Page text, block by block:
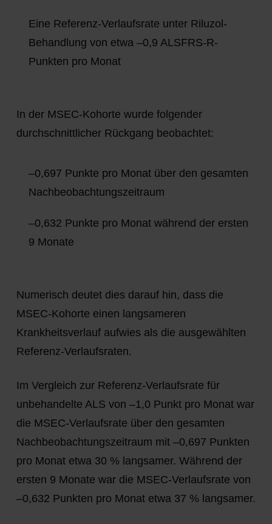
Eine Referenz-Verlaufsrate unter Riluzol-
Behandlung von etwa –0,9 ALSFRS-R-
Punkten pro Monat
In der MSEC-Kohorte wurde folgender
durchschnittlicher Rückgang beobachtet:
–0,697 Punkte pro Monat über den gesamten
Nachbeobachtungszeitraum
–0,632 Punkte pro Monat während der ersten
9 Monate
Numerisch deutet dies darauf hin, dass die
MSEC-Kohorte einen langsameren
Krankheitsverlauf aufwies als die ausgewählten
Referenz-Verlaufsraten.
Im Vergleich zur Referenz-Verlaufsrate für
unbehandelte ALS von –1,0 Punkt pro Monat war
die MSEC-Verlaufsrate über den gesamten
Nachbeobachtungszeitraum mit –0,697 Punkten
pro Monat etwa 30 % langsamer. Während der
ersten 9 Monate war die MSEC-Verlaufsrate von
–0,632 Punkten pro Monat etwa 37 % langsamer.